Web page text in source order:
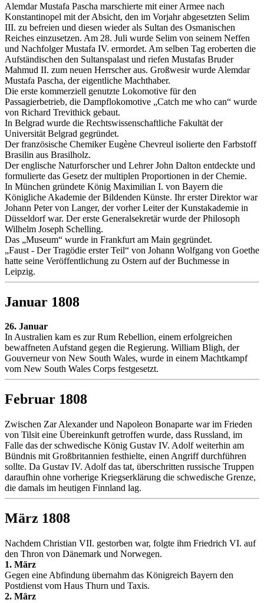
Alemdar Mustafa Pascha marschierte mit einer Armee nach
Konstantinopel mit der Absicht, den im Vorjahr abgesetzten Selim
III. zu befreien und diesen wieder als Sultan des Osmanischen
Reiches einzusetzen. Am 28. Juli wurde Selim von seinem Neffen
und Nachfolger Mustafa IV. ermordet. Am selben Tag eroberten die
Aufständischen den Sultanspalast und riefen Mustafas Bruder
Mahmud II. zum neuen Herrscher aus. Großwesir wurde Alemdar
Mustafa Pascha, der eigentliche Machthaber.
Die erste kommerziell genutzte Lokomotive für den
Passagierbetrieb, die Dampflokomotive „Catch me who can“ wurde
von Richard Trevithick gebaut.
In Belgrad wurde die Rechtswissenschaftliche Fakultät der
Universität Belgrad gegründet.
Der französische Chemiker Eugène Chevreul isolierte den Farbstoff
Brasilin aus Brasilholz.
Der englische Naturforscher und Lehrer John Dalton entdeckte und
formulierte das Gesetz der multiplen Proportionen in der Chemie.
In München gründete König Maximilian I. von Bayern die
Königliche Akademie der Bildenden Künste. Ihr erster Direktor war
Johann Peter von Langer, der vorher Leiter der Kunstakademie in
Düsseldorf war. Der erste Generalsekretär wurde der Philosoph
Wilhelm Joseph Schelling.
Das „Museum“ wurde in Frankfurt am Main gegründet.
„Faust - Der Tragödie erster Teil“ von Johann Wolfgang von Goethe
hatte seine Veröffentlichung zu Ostern auf der Buchmesse in
Leipzig.
Januar 1808
26. Januar
In Australien kam es zur Rum Rebellion, einem erfolgreichen
bewaffneten Aufstand gegen die Regierung. William Bligh, der
Gouverneur von New South Wales, wurde in einem Machtkampf
vom New South Wales Corps festgesetzt.
Februar 1808
Zwischen Zar Alexander und Napoleon Bonaparte war im Frieden
von Tilsit eine Übereinkunft getroffen wurde, dass Russland, im
Falle das der schwedische König Gustav IV. Adolf weiterhin am
Bündnis mit Großbritannien festhielte, einen Angriff durchführen
sollte. Da Gustav IV. Adolf das tat, überschritten russische Truppen
daraufhin ohne vorherige Kriegserklärung die schwedische Grenze,
die damals im heutigen Finnland lag.
März 1808
Nachdem Christian VII. gestorben war, folgte ihm Friedrich VI. auf
den Thron von Dänemark und Norwegen.
1. März
Gegen eine Abfindung übernahm das Königreich Bayern den
Postdienst vom Haus Thurn und Taxis.
2. März